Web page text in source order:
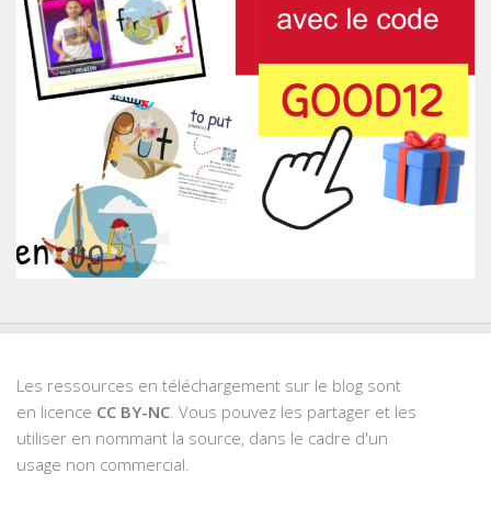
Les ressources en téléchargement sur le blog sont
en licence CC BY-NC. Vous pouvez les partager et les
utiliser en nommant la source, dans le cadre d'un
usage non commercial.